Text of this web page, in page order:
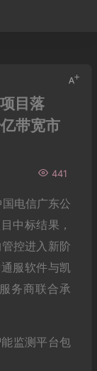
目落
带宽市
441
电信广东公
中标结果，
控进入新阶
服软件与凯
务商联合承
监测平台包